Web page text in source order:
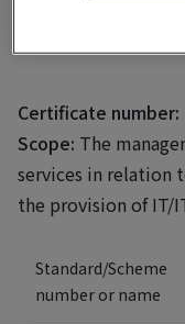
Certificate number:
Scope: The
services in relation
the provision of IT/
Standard/Scheme
number or name